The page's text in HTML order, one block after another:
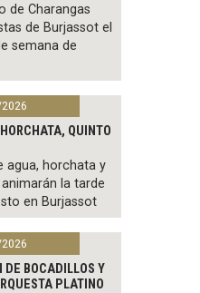
de Charangas
de Burjassot el
semana de
QUINTO
agua, horchata y
la tarde
en Burjassot
DE BOCADILLOS Y
PLATINO